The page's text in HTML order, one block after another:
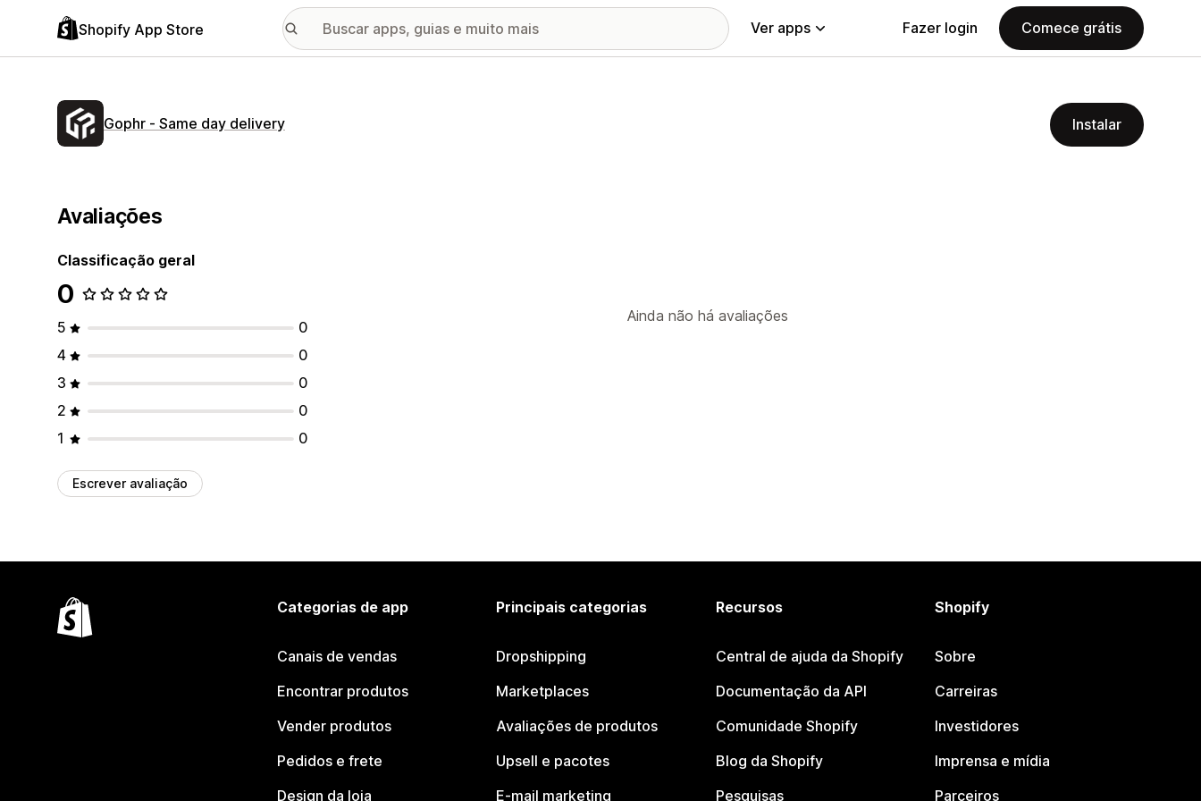
Shopify App Store Ver apps Fazer login Comece grátis
Gophr ‑ Same day delivery Instalar
Avaliações
Classificação geral
0
5
0
4
0
3
0
2
0
1
0
Escrever avaliação
Ainda não há avaliações
Categorias de app
Canais de vendas
Encontrar produtos
Vender produtos
Pedidos e frete
Design da loja
Principais categorias
Dropshipping
Marketplaces
Avaliações de produtos
Upsell e pacotes
E-mail marketing
Recursos
Central de ajuda da Shopify
Documentação da API
Comunidade Shopify
Blog da Shopify
Pesquisas
Shopify
Sobre
Carreiras
Investidores
Imprensa e mídia
Parceiros